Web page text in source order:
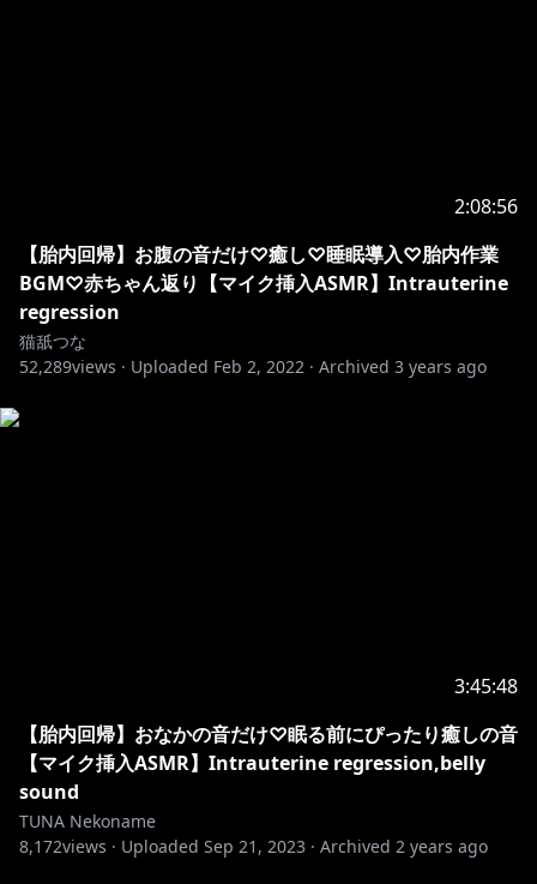
2:08:56
【胎内回帰】お腹の音だけ♡癒し♡睡眠導入♡胎内作業
BGM♡赤ちゃん返り【マイク挿入ASMR】Intrauterine
regression
猫舐つな
52,289views · Uploaded Feb 2, 2022 · Archived 3 years ago
3:45:48
【胎内回帰】おなかの音だけ♡眠る前にぴったり癒しの音
【マイク挿入ASMR】Intrauterine regression,belly
sound
TUNA Nekoname
8,172views · Uploaded Sep 21, 2023 · Archived 2 years ago